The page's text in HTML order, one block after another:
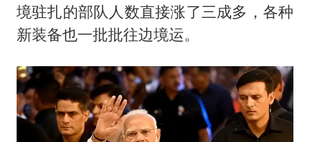
境驻扎的部队人数直接涨了三成多，各种
新装备也一批批往边境运。